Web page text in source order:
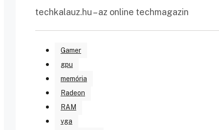
techkalauz.hu – az online techmagazin
Gamer
gpu
memória
Radeon
RAM
vga